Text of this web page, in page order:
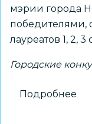
мэрии города
победителями,
лауреатов 1, 2, 3
Городские
Подробнее